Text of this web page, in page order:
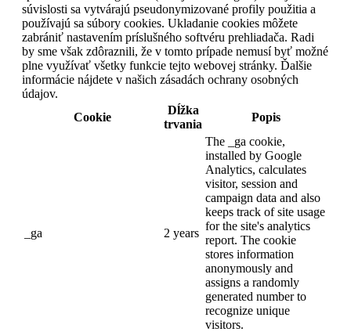
súvislosti sa vytvárajú pseudonymizované profily použitia a
používajú sa súbory cookies. Ukladanie cookies môžete
zabrániť nastavením príslušného softvéru prehliadača. Radi
by sme však zdôraznili, že v tomto prípade nemusí byť možné
plne využívať všetky funkcie tejto webovej stránky. Ďalšie
informácie nájdete v našich zásadách ochrany osobných
údajov.
Cookie
Dĺžka
trvania
Popis
_ga 2 years
The _ga cookie,
installed by Google
Analytics, calculates
visitor, session and
campaign data and also
keeps track of site usage
for the site's analytics
report. The cookie
stores information
anonymously and
assigns a randomly
generated number to
recognize unique
visitors.